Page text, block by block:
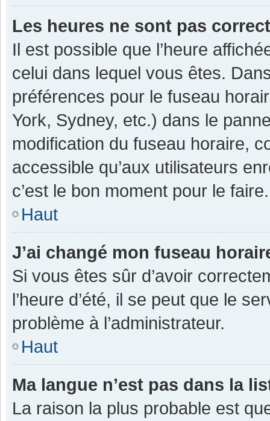
Les heures ne sont pas
Il est possible que l’heure
celui dans lequel vous êtes.
préférences pour le fuseau
York, Sydney, etc.) dans le
modification du fuseau horaire,
accessible qu’aux utilisateurs
c’est le bon moment pour le faire.
Haut
J’ai changé mon fuseau
Si vous êtes sûr d’avoir
l’heure d’été, il se peut que le
problème à l’administrateur.
Haut
Ma langue n’est pas dans la
La raison la plus probable est